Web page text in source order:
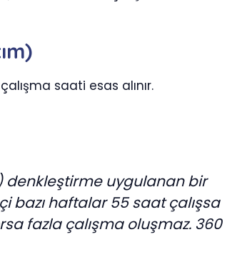
saati esas alınır.
denkleştirme uygulanan bir
bazı haftalar 55 saat çalışsa
fazla çalışma oluşmaz. 360